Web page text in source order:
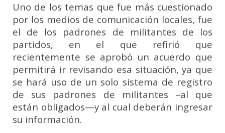
Uno de los temas que fue más cuestionado
por los medios de comunicación locales, fue
el de los padrones de militantes de los
partidos, en el que refirió que
recientemente se aprobó un acuerdo que
permitirá ir revisando esa situación, ya que
se hará uso de un solo sistema de registro
de sus padrones de militantes –al que
están obligados—y al cual deberán ingresar
su información.